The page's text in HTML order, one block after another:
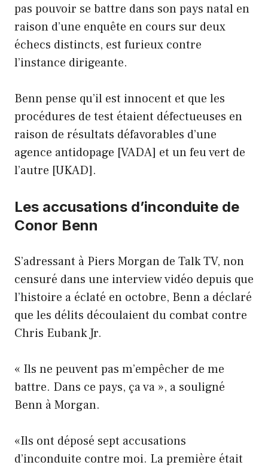
pas pouvoir se battre dans son pays natal en
raison d’une enquête en cours sur deux
échecs distincts, est furieux contre
l’instance dirigeante.
Benn pense qu’il est innocent et que les
procédures de test étaient défectueuses en
raison de résultats défavorables d’une
agence antidopage [VADA] et un feu vert de
l’autre [UKAD].
Les accusations d’inconduite de
Conor Benn
S’adressant à Piers Morgan de Talk TV, non
censuré dans une interview vidéo depuis que
l’histoire a éclaté en octobre, Benn a déclaré
que les délits découlaient du combat contre
Chris Eubank Jr.
« Ils ne peuvent pas m’empêcher de me
battre. Dans ce pays, ça va », a souligné
Benn à Morgan.
«Ils ont déposé sept accusations
d’inconduite contre moi. La première était